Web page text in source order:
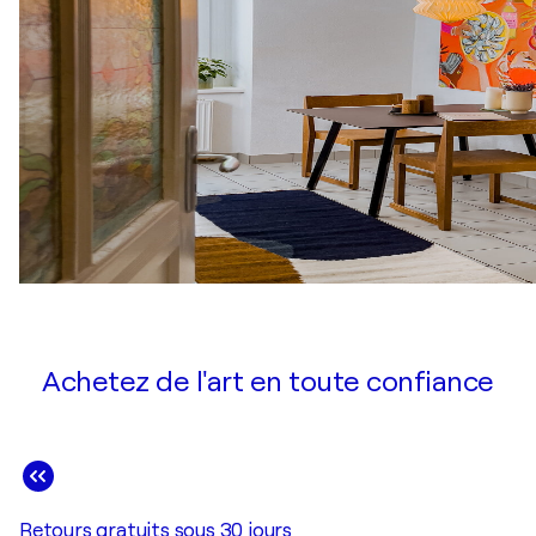
Achetez de l'art en toute confiance
Retours gratuits sous 30 jours